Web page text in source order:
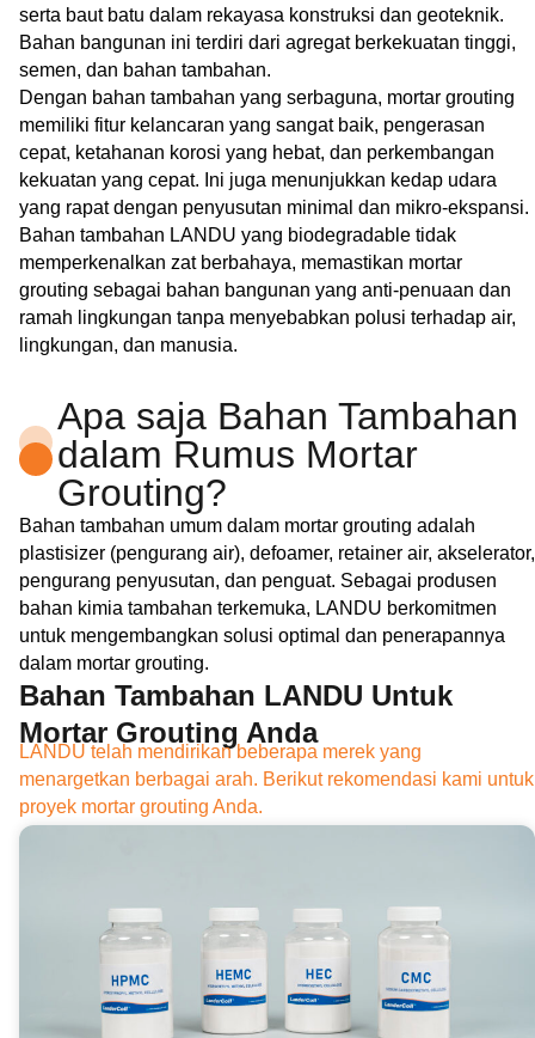
serta baut batu dalam rekayasa konstruksi dan geoteknik.
Bahan bangunan ini terdiri dari agregat berkekuatan tinggi,
semen, dan bahan tambahan.
Dengan bahan tambahan yang serbaguna, mortar grouting
memiliki fitur kelancaran yang sangat baik, pengerasan
cepat, ketahanan korosi yang hebat, dan perkembangan
kekuatan yang cepat. Ini juga menunjukkan kedap udara
yang rapat dengan penyusutan minimal dan mikro-ekspansi.
Bahan tambahan LANDU yang biodegradable tidak
memperkenalkan zat berbahaya, memastikan mortar
grouting sebagai bahan bangunan yang anti-penuaan dan
ramah lingkungan tanpa menyebabkan polusi terhadap air,
lingkungan, dan manusia.
Apa saja Bahan Tambahan
dalam Rumus Mortar
Grouting?
Bahan tambahan umum dalam mortar grouting adalah
plastisizer (pengurang air), defoamer, retainer air, akselerator,
pengurang penyusutan, dan penguat. Sebagai produsen
bahan kimia tambahan terkemuka, LANDU berkomitmen
untuk mengembangkan solusi optimal dan penerapannya
dalam mortar grouting.
Bahan Tambahan LANDU Untuk
Mortar Grouting Anda
LANDU telah mendirikan beberapa merek yang
menargetkan berbagai arah. Berikut rekomendasi kami untuk
proyek mortar grouting Anda.